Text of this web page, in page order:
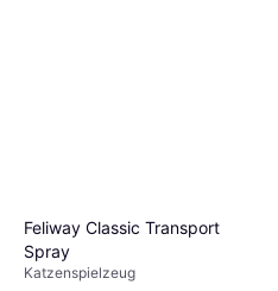
Feliway Classic Transport
Spray
Katzenspielzeug